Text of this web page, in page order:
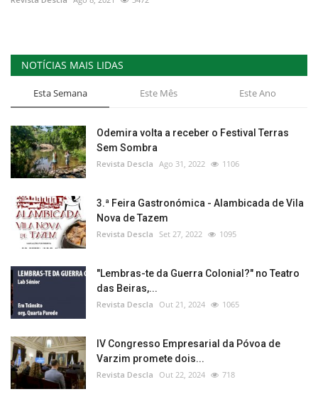
NOTÍCIAS MAIS LIDAS
Esta Semana Este Mês Este Ano
Odemira volta a receber o Festival Terras
Sem Sombra
Revista Descla Ago 31, 2022 1106
3.ª Feira Gastronómica - Alambicada de Vila
Nova de Tazem
Revista Descla Set 27, 2022 1095
"Lembras-te da Guerra Colonial?" no Teatro
das Beiras,...
Revista Descla Out 21, 2024 1065
IV Congresso Empresarial da Póvoa de
Varzim promete dois...
Revista Descla Out 22, 2024 718